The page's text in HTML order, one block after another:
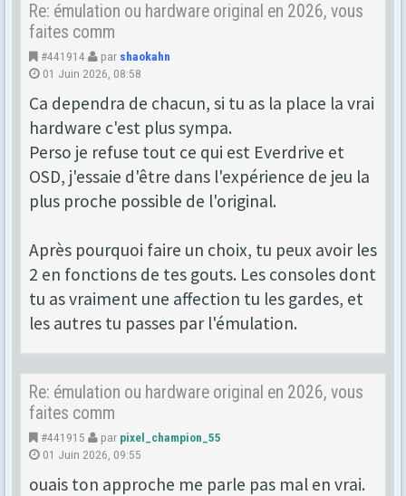
Re: émulation ou hardware original en 2026, vous
faites comm
#441914 par shaokahn
01 Juin 2026, 08:58
Ca dependra de chacun, si tu as la place la vrai
hardware c'est plus sympa.
Perso je refuse tout ce qui est Everdrive et
OSD, j'essaie d'être dans l'expérience de jeu la
plus proche possible de l'original.
Après pourquoi faire un choix, tu peux avoir les
2 en fonctions de tes gouts. Les consoles dont
tu as vraiment une affection tu les gardes, et
les autres tu passes par l'émulation.
Re: émulation ou hardware original en 2026, vous
faites comm
#441915 par pixel_champion_55
01 Juin 2026, 09:55
ouais ton approche me parle pas mal en vrai.